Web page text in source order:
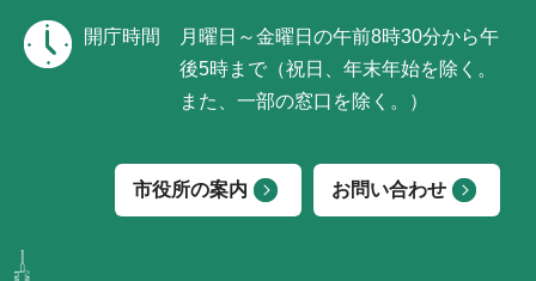
開庁時間
月曜日～金曜日の午前8時30分から午
後5時まで（祝日、年末年始を除く。
また、一部の窓口を除く。）
市役所の案内 お問い合わせ